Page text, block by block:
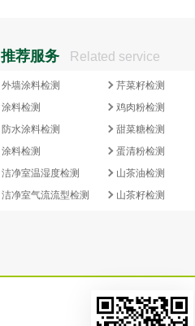
推荐服务 Related service
外墙涂料检测
涂料检测
防水涂料检测
涂料检测
洁净室温湿度检测
洁净室气流流型检测
芹菜籽检测
鸡肉粉检测
甜菜糖检测
蛋清粉检测
山茶油检测
山茶籽检测